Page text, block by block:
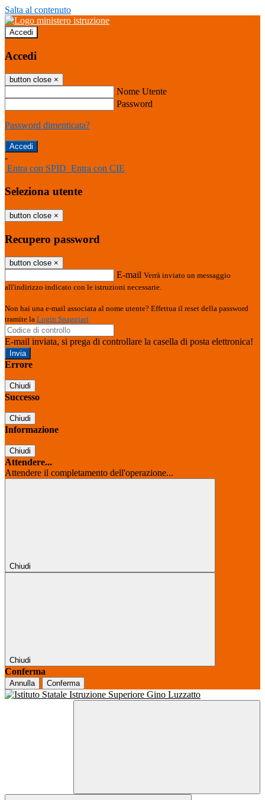
Salta al contenuto
Accedi
Accedi
button close ×
Nome Utente
Password
Password dimenticata?
-
Entra con SPID Entra con CIE
Seleziona utente
button close ×
Recupero password
button close ×
E-mail Verrà inviato un messaggio
all'indirizzo indicato con le istruzioni necessarie.
Non hai una e-mail associata al nome utente? Effettua il reset della password
tramite la Login Spaggiari
E-mail inviata, si prega di controllare la casella di posta elettronica!
Errore
Chiudi
Successo
Chiudi
Informazione
Chiudi
Attendere...
Attendere il completamento dell'operazione...
Chiudi
Chiudi
Conferma
Annulla Conferma